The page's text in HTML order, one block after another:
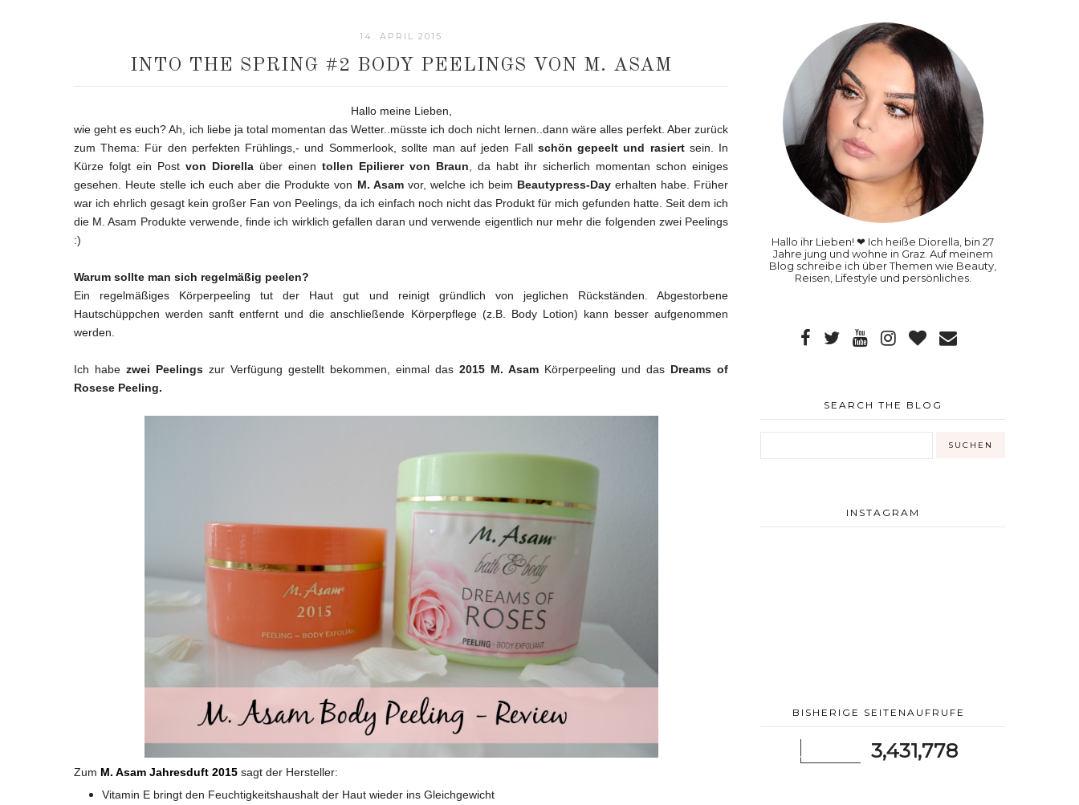
14. APRIL 2015
INTO THE SPRING #2 BODY PEELINGS VON M. ASAM
Hallo meine Lieben,
wie geht es euch? Ah, ich liebe ja total momentan das Wetter..müsste ich doch nicht lernen..dann wäre alles perfekt. Aber zurück
zum Thema: Für den perfekten Frühlings,- und Sommerlook, sollte man auf jeden Fall schön gepeelt und rasiertsein. In
Kürze folgt ein Post von Diorella über einen tollen Epilierer von Braun , da habt ihr sicherlich momentan schon einiges
gesehen. Heute stelle ich euch aber die Produkte von M. Asamvor, welche ich beim Beautypress-Dayerhalten habe. Früher
war ich ehrlich gesagt kein großer Fan von Peelings, da ich einfach noch nicht das Produkt für mich gefunden hatte. Seit dem ich
die M. Asam Produkte verwende, finde ich wirklich gefallen daran und verwende eigentlich nur mehr die folgenden zwei Peelings
:)
Warum sollte man sich regelmäßig peelen?
Ein regelmäßiges Körperpeeling tut der Haut gut und reinigt gründlich von jeglichen Rückständen. Abgestorbene
Hautschüppchen werden sanft entfernt und die anschließende Körperpflege (z.B. Body Lotion) kann besser aufgenommen
werden.
Ich habe zwei Peelings zur Verfügung gestellt bekommen, einmal das 2015 M. Asam Körperpeeling und das Dreams of
Rosese Peeling.
Zum M. Asam Jahresduft 2015 sagt der Hersteller:
Vitamin E bringt den Feuchtigkeitshaushalt der Haut wieder ins Gleichgewicht
Hallo ihr Lieben! ❤ Ich heiße Diorella, bin 27
Jahre jung und wohne in Graz. Auf meinem
Blog schreibe ich über Themen wie Beauty,
Reisen, Lifestyle und persönliches.
SEARCH THE BLOG
INSTAGRAM
BISHERIGE SEITENAUFRUFE
3,431,778